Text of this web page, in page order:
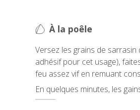
À la poêle
Versez les grains de
adhésif pour cet usage),
feu assez vif en remuant
En quelques minutes, les